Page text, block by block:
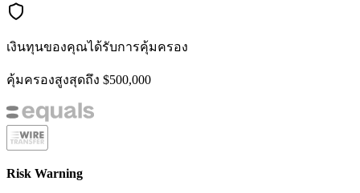
เงินทุนของคุณได้รับการคุ้มครอง
คุ้มครองสูงสุดถึง $500,000
Risk Warning